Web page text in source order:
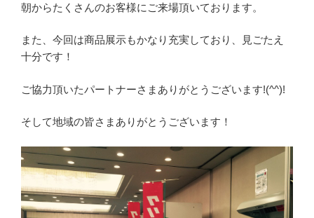
朝からたくさんのお客様にご来場頂いております。
また、今回は商品展示もかなり充実しており、見ごたえ
十分です！
ご協力頂いたパートナーさまありがとうございます!(^^)!
そして地域の皆さまありがとうございます！